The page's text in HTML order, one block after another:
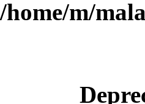
/home/m/